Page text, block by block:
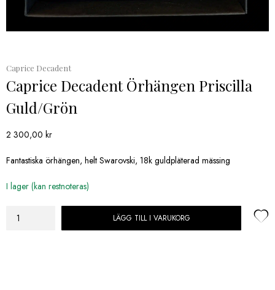
Caprice Decadent
Caprice Decadent Örhängen Priscilla
Guld/Grön
2 300,00 kr
Fantastiska örhängen, helt Swarovski, 18k guldpläterad mässing
I lager (kan restnoteras)
Caprice
LÄGG TILL I VARUKORG